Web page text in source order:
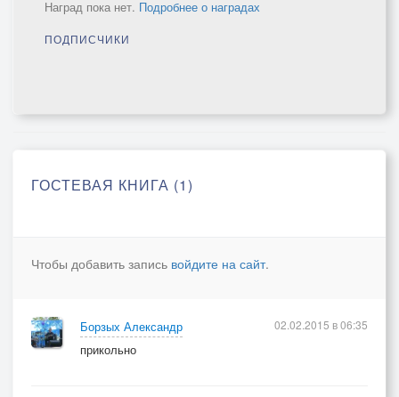
Наград пока нет. Подробнее о наградах
ПОДПИСЧИКИ
ГОСТЕВАЯ КНИГА (1)
Чтобы добавить запись войдите на сайт.
Борзых Александр
прикольно
02.02.2015 в 06:35